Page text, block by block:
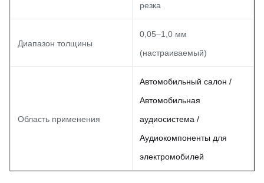
резка
Диапазон толщины
0,05–1,0 мм
(настраиваемый)
Область применения
Автомобильный салон /
Автомобильная
аудиосистема /
Аудиокомпоненты для
электромобилей